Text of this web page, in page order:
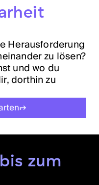
Herausforderung
zu lösen?
und wo du
dorthin zu
zum